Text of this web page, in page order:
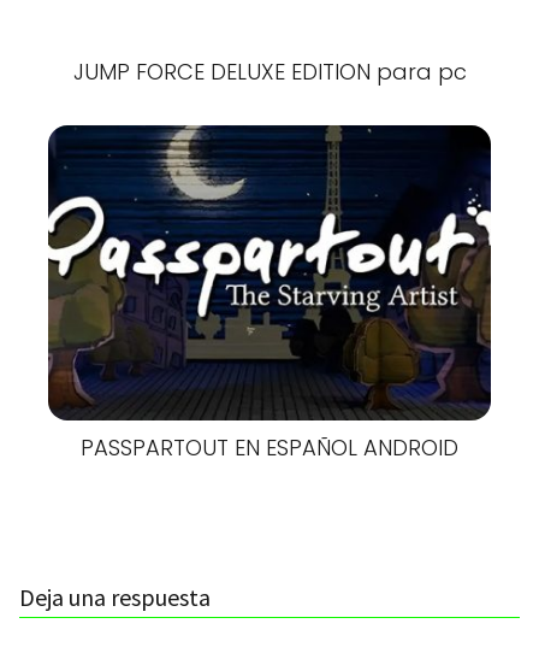
JUMP FORCE DELUXE EDITION para pc
PASSPARTOUT EN ESPAÑOL ANDROID
Deja una respuesta